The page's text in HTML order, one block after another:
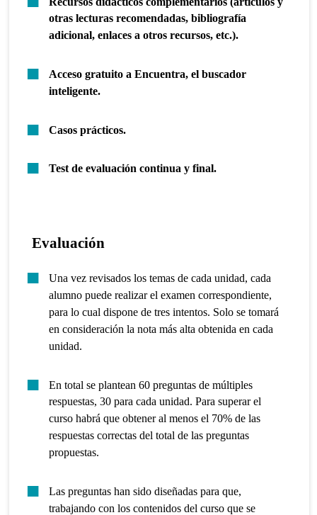
otras lecturas recomendadas, bibliografía
adicional, enlaces a otros recursos, etc.).
Acceso gratuito a Encuentra, el buscador
inteligente.
Casos prácticos.
Test de evaluación continua y final.
Evaluación
Una vez revisados los temas de cada unidad, cada
alumno puede realizar el examen correspondiente,
para lo cual dispone de tres intentos. Solo se tomará
en consideración la nota más alta obtenida en cada
unidad.
En total se plantean 60 preguntas de múltiples
respuestas, 30 para cada unidad. Para superar el
curso habrá que obtener al menos el 70% de las
respuestas correctas del total de las preguntas
propuestas.
Las preguntas han sido diseñadas para que,
trabajando con los contenidos del curso que se